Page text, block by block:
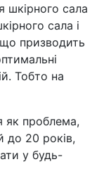
сала
сала і
призводить
Тобто на
як проблема,
до 20 років,
у будь-